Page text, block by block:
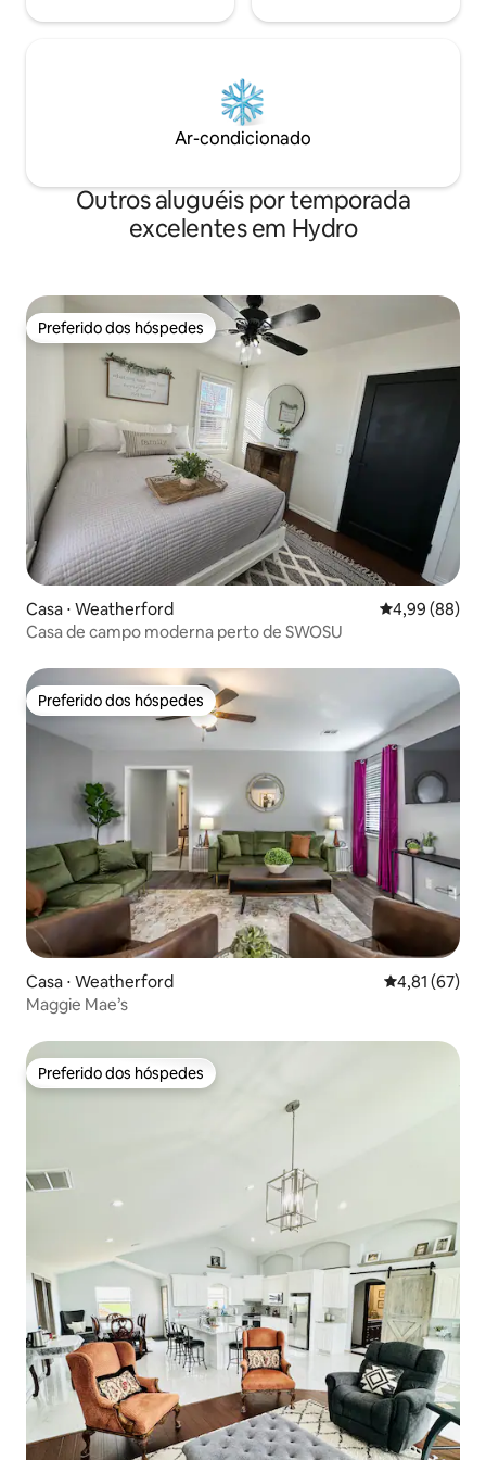
Ar-condicionado
Outros aluguéis por temporada
excelentes em Hydro
Preferido dos hóspedes
Preferido dos hóspedes
Casa ⋅ Weatherford 4,99 de uma
4,99 (88)
Casa de campo moderna perto de SWOSU
Preferido dos hóspedes
Preferido dos hóspedes
Casa ⋅ Weatherford 4,81 de uma
4,81 (67)
Maggie Mae’s
Preferido dos hóspedes
Preferido dos hóspedes